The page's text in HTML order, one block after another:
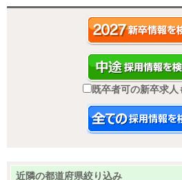
既卒者可の新卒求人
近隣の都道府県絞り込み